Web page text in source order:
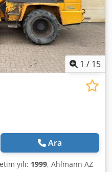
1 / 15
Ara
yılı: 1999, Ahlmann AZ